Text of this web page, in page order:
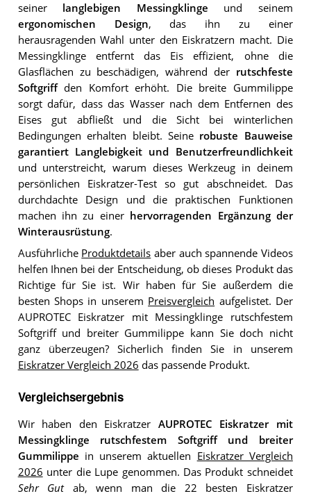
seiner langlebigen Messingklinge und seinem
ergonomischen Design, das ihn zu einer
herausragenden Wahl unter den Eiskratzern macht. Die
Messingklinge entfernt das Eis effizient, ohne die
Glasflächen zu beschädigen, während der rutschfeste
Softgriffden Komfort erhöht. Die breite Gummilippe
sorgt dafür, dass das Wasser nach dem Entfernen des
Eises gut abfließt und die Sicht bei winterlichen
Bedingungen erhalten bleibt. Seine robuste Bauweise
garantiert Langlebigkeit und Benutzerfreundlichkeit
und unterstreicht, warum dieses Werkzeug in deinem
persönlichen Eiskratzer-Test so gut abschneidet. Das
durchdachte Design und die praktischen Funktionen
machen ihn zu einer hervorragenden Ergänzung der
Winterausrüstung.
Ausführliche Produktdetails aber auch spannende Videos
helfen Ihnen bei der Entscheidung, ob dieses Produkt das
Richtige für Sie ist. Wir haben für Sie außerdem die
besten Shops in unserem Preisvergleich aufgelistet. Der
AUPROTEC Eiskratzer mit Messingklinge rutschfestem
Softgriff und breiter Gummilippe kann Sie doch nicht
ganz überzeugen? Sicherlich finden Sie in unserem
Eiskratzer Vergleich 2026 das passende Produkt.
Vergleichsergebnis
Wir haben den Eiskratzer AUPROTEC Eiskratzer mit
Messingklinge rutschfestem Softgriff und breiter
Gummilippe in unserem aktuellen Eiskratzer Vergleich
2026 unter die Lupe genommen. Das Produkt schneidet
Sehr Gutab, wenn man die 22 besten Eiskratzer